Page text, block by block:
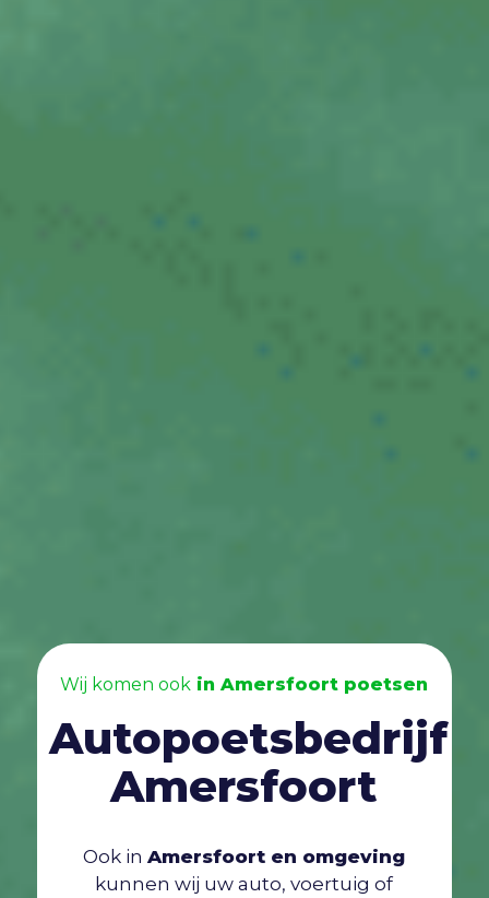
Wij komen ook in Amersfoort poetsen
Autopoetsbedrijf
Amersfoort
Ook inAmersfoort en omgeving
kunnen wij uw auto, voertuig of